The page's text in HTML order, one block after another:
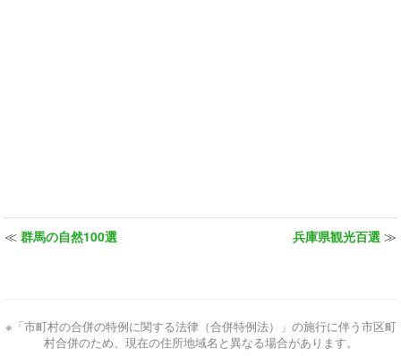
≪ 群馬の自然100選 兵庫県観光百選 ≫
※「市町村の合併の特例に関する法律（合併特例法）」の施行に伴う市区町
村合併のため、現在の住所地域名と異なる場合があります。